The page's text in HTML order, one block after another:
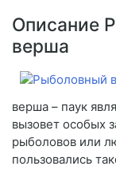
Описание
верша
верша – паук
вызовет особых
рыболовов или
пользовались